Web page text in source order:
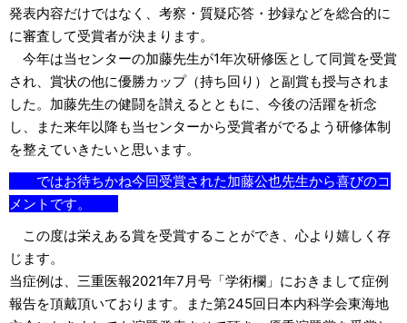
発表内容だけではなく、考察・質疑応答・抄録などを総合的に
に審査して受賞者が決まります。
今年は当センターの加藤先生が1年次研修医として同賞を受賞
され、賞状の他に優勝カップ（持ち回り）と副賞も授与されま
した。加藤先生の健闘を讃えるとともに、今後の活躍を祈念
し、また来年以降も当センターから受賞者がでるよう研修体制
を整えていきたいと思います。
ではお待ちかね今回受賞された加藤公也先生から喜びのコ
メントです。
この度は栄えある賞を受賞することができ、心より嬉しく存
じます。
当症例は、三重医報2021年7月号「学術欄」におきまして症例
報告を頂戴頂いております。また第245回日本内科学会東海地